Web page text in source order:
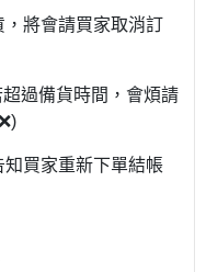
將會請買家取消訂
過備貨時間，會煩請
買家重新下單結帳